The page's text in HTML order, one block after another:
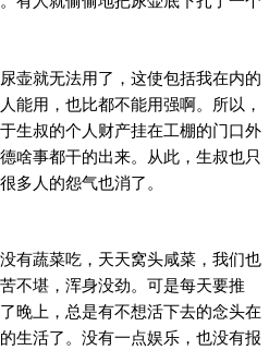
壶就无法用了，这使包括我在内的
能用，也比都不能用强啊。所以，
生叔的个人财产挂在工棚的门口外
啥事都干的出来。从此，生叔也只
多人的怨气也消了。
有蔬菜吃，天天窝头咸菜，我们也
不堪，浑身没劲。可是每天要推
晚上，总是有不想活下去的念头在
生活了。没有一点娱乐，也没有报